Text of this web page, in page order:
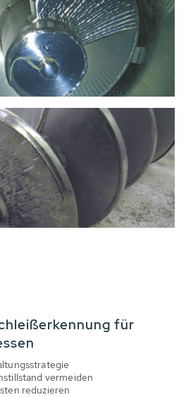
für
vermeiden
reduzieren